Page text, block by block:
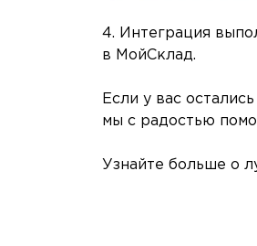
4. Интеграция
в МойСклад.
Если у вас
мы с радостью
Узнайте больше о